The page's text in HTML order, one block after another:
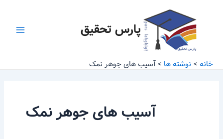
پارس تحقیق
خانه نوشته ها آسیب های جوهر نمک
آسیب های جوهر نمک